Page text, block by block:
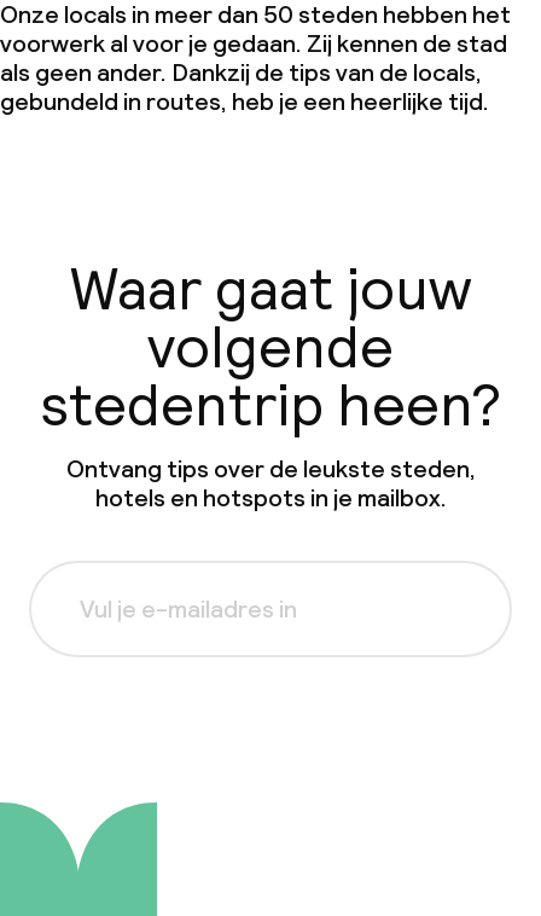
Onze locals in meer dan 50 steden hebben het
voorwerk al voor je gedaan. Zij kennen de stad
als geen ander. Dankzij de tips van de locals,
gebundeld in routes, heb je een heerlijke tijd.
Waar gaat jouw
volgende
stedentrip heen?
Ontvang tips over de leukste steden,
hotels en hotspots in je mailbox.